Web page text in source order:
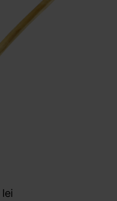
lei